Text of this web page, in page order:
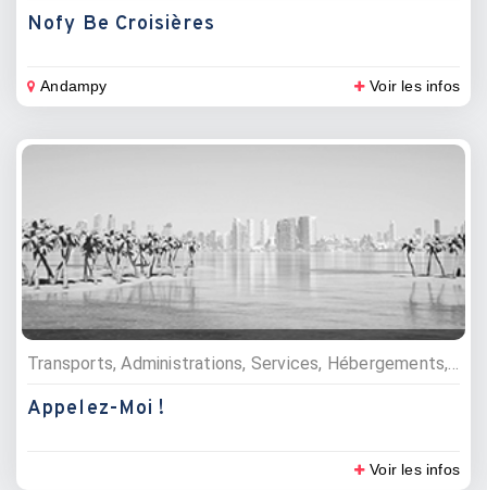
Nofy Be Croisières
Andampy Voir les infos
Appelez-Moi !
Voir les infos